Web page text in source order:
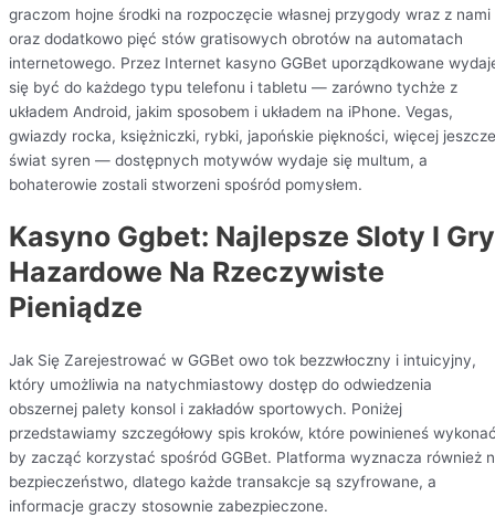
graczom hojne środki na rozpoczęcie własnej przygody wraz z nami
oraz dodatkowo pięć stów gratisowych obrotów na automatach
internetowego. Przez Internet kasyno GGBet uporządkowane
się być do każdego typu telefonu i tabletu — zarówno tychże z
układem Android, jakim sposobem i układem na iPhone. Vegas,
gwiazdy rocka, księżniczki, rybki, japońskie piękności, więcej jeszcze
świat syren — dostępnych motywów wydaje się multum, a
bohaterowie zostali stworzeni spośród pomysłem.
Kasyno Ggbet: Najlepsze Sloty I Gry
Hazardowe Na Rzeczywiste
Pieniądze
Jak Się Zarejestrować w GGBet owo tok bezzwłoczny i intuicyjny,
który umożliwia na natychmiastowy dostęp do odwiedzenia
obszernej palety konsol i zakładów sportowych. Poniżej
przedstawiamy szczegółowy spis kroków, które powinieneś
by zacząć korzystać spośród GGBet. Platforma wyznacza również
bezpieczeństwo, dlatego każde transakcje są szyfrowane, a
informacje graczy stosownie zabezpieczone.